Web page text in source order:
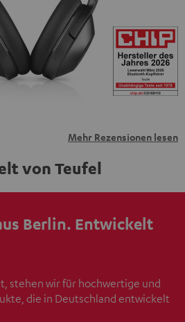
Weitere Informationen sind in der
unter I zu finden.
Mehr Rezensionen lesen
von Teufel
Berlin. Entwickelt
stehen wir für hochwertige und
die in Deutschland entwickelt